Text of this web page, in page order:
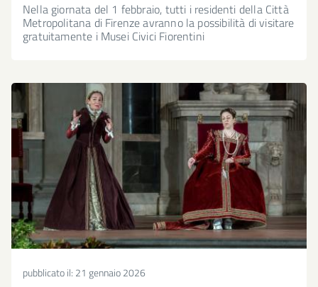
Nella giornata del 1 febbraio, tutti i residenti della Città
Metropolitana di Firenze avranno la possibilità di visitare
gratuitamente i Musei Civici Fiorentini
pubblicato il: 21 gennaio 2026